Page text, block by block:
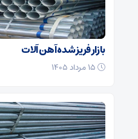
بازار فریز شده آهن آلات